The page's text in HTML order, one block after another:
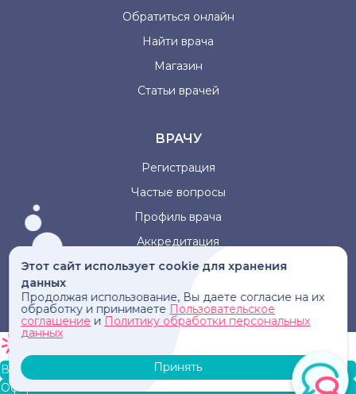
Этот сайт использует cookie для хранения
данных
Продолжая использование, Вы даете согласие на их
обработку и принимаете Пользовательское
соглашение и Политику обработки персональных
данных
Принять
Обратиться онлайн
Найти врача
Магазин
Статьи врачей
ВРАЧУ
Регистрация
Частые вопросы
Профиль врача
Аккредитация
Информация, представленная на сайте, не может быть
использована для постановки диагноза, назначения
лечения и не заменяет прием врача.
В корзину
Оформление заказа